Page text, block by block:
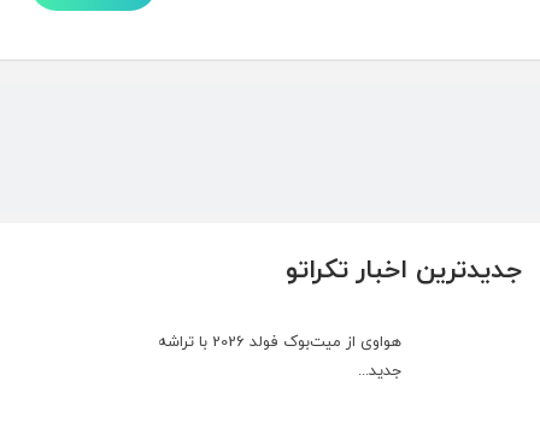
جدیدترین اخبار تکراتو
هواوی از میت‌بوک فولد 2026 با تراشه
جدید...